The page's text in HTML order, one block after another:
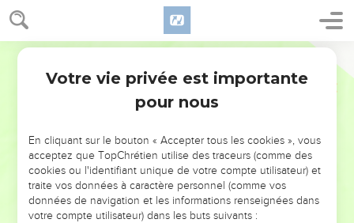
NE MANQUEZ PAS L’ÉVÉNEMENT
DE L’ANNÉE !
ET SI LEURS ERREURS POUVAIENT VOUS ÉVITER LES
VOTRES ?
Votre vie privée est importante
pour nous
En cliquant sur le bouton « Accepter tous les cookies », vous
acceptez que TopChrétien utilise des traceurs (comme des
cookies ou l'identifiant unique de votre compte utilisateur) et
traite vos données à caractère personnel (comme vos
données de navigation et les informations renseignées dans
votre compte utilisateur) dans les buts suivants :